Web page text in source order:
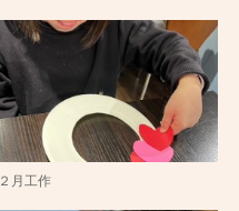
２月工作